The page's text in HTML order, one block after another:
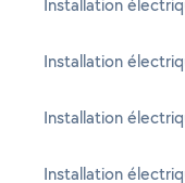
Installation
Installation
Installation
Installation